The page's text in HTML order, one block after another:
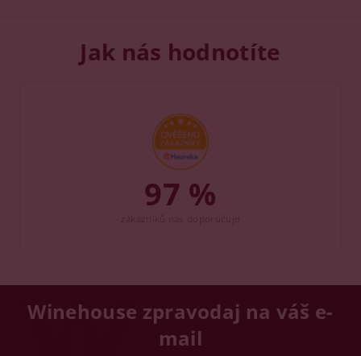
Jak nás hodnotíte
97 %
Winehouse zpravodaj na váš e-
mail